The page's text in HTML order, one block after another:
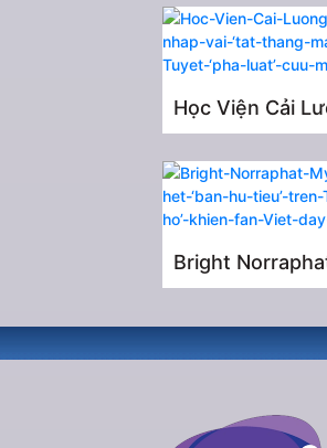
Học Viện Cải
Bright